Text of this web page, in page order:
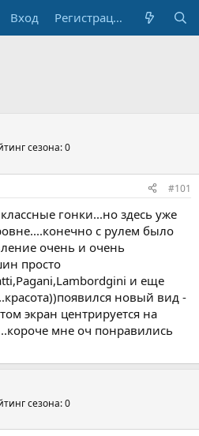
Вход Регистрация
сезона: 0
#101
классные гонки...но здесь уже
с рулем было
очень и очень
просто
и еще
новый вид -
экран центрируется на
мне оч понравились
сезона: 0